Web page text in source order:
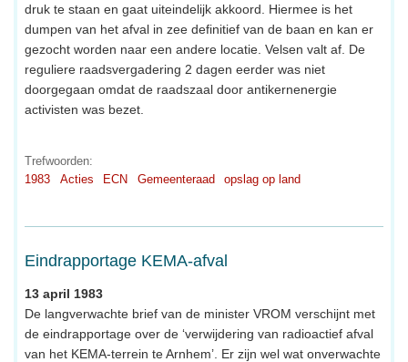
druk te staan en gaat uiteindelijk akkoord. Hiermee is het
dumpen van het afval in zee definitief van de baan en kan er
gezocht worden naar een andere locatie. Velsen valt af. De
reguliere raadsvergadering 2 dagen eerder was niet
doorgegaan omdat de raadszaal door antikernenergie
activisten was bezet.
Trefwoorden:
1983
Acties ECN Gemeenteraad opslag op land
Eindrapportage KEMA-afval
13 april 1983
De langverwachte brief van de minister VROM verschijnt met
de eindrapportage over de ‘verwijdering van radioactief afval
van het KEMA-terrein te Arnhem’. Er zijn wel wat onverwachte